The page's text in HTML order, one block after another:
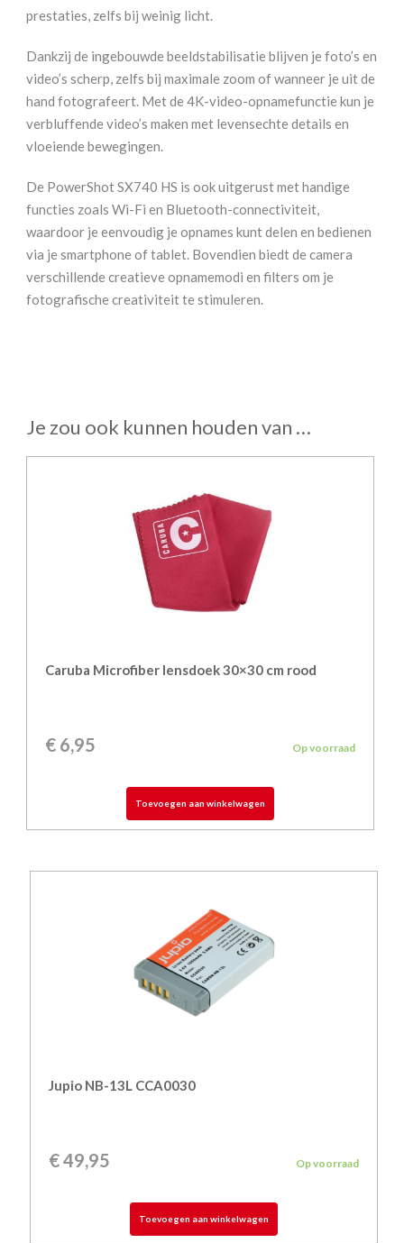
prestaties, zelfs bij weinig licht.
Dankzij de ingebouwde beeldstabilisatie blijven je foto’s en
video’s scherp, zelfs bij maximale zoom of wanneer je uit de
hand fotografeert. Met de 4K-video-opnamefunctie kun je
verbluffende video’s maken met levensechte details en
vloeiende bewegingen.
De PowerShot SX740 HS is ook uitgerust met handige
functies zoals Wi-Fi en Bluetooth-connectiviteit,
waardoor je eenvoudig je opnames kunt delen en bedienen
via je smartphone of tablet. Bovendien biedt de camera
verschillende creatieve opnamemodi en filters om je
fotografische creativiteit te stimuleren.
Je zou ook kunnen houden van …
Caruba Microfiber lensdoek 30×30 cm rood
€ 6,95 Op voorraad
Toevoegen aan winkelwagen
Jupio NB-13L CCA0030
€49,95 Op voorraad
Toevoegen aan winkelwagen